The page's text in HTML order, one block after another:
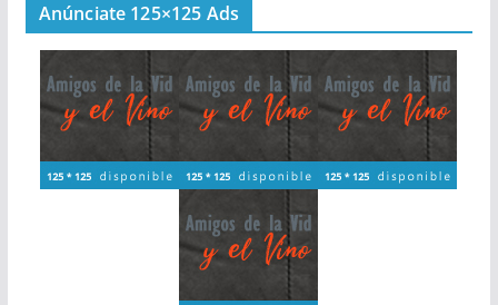
Anúnciate 125×125 Ads